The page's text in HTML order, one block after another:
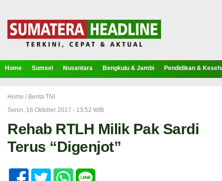
Home Sumsel Nusantara Bengkulu & Jambi Pendidikan &
Home / Berita TNI
Senin, 16 Oktober 2017 - 13:52 WIB
Rehab RTLH Milik Pak Sardi
Terus “Digenjot”